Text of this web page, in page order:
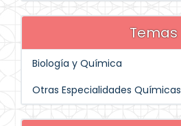
Temas
Biología y Química
Otras Especialidades Químicas